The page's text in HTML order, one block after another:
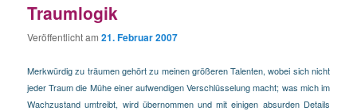
Traumlogik
Veröffentlicht am21. Februar 2007
Merkwürdig zu träumen gehört zu meinen größeren Talenten, wobei sich nicht
jeder Traum die Mühe einer aufwendigen Verschlüsselung macht; was mich im
Wachzustand umtreibt, wird übernommen und mit einigen absurden Details